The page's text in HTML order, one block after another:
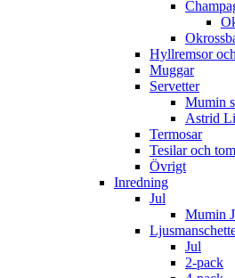
Hyllremsor
Muggar
Servetter
Mumin
Astrid
Termosar
Tesilar och
Övrigt
Inredning
Jul
Mumin
Jul
2-pack